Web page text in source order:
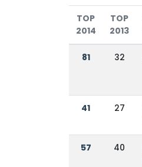
TOP
2014
TOP
2013
81 32
41 27
57 40